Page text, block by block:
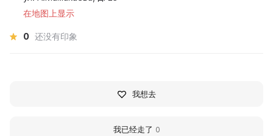
在地图上显示
0 还没有印象
我想去
我已经走了 0